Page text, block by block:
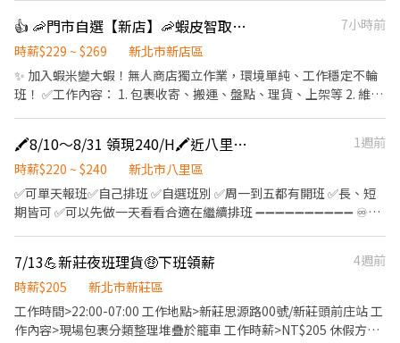
門市支援 🌙🌙夜班說明🌙🌙 工作型態：為每日跑點約3–10家門市，
跑點距離約16km內 需可配合(早班/晚班)擇一於門市安排受訓 🔔需
有機車&駕照🔔 ⸻ ✅工作時間： 🔹早班：07:00-12:00、07:30-
12:30、08:00-13:00、08:30-13:30 🔹晚班：17:30-22:30、17:30-
🔹假日早班：07:00-12:00 🔹假日晚班：17:30-23:30 (上班時數為
2~6小時，一個月至少6天，依實際情況而定) ⸻ ✅工作待遇：
薪$254 ━━━━━━━━━━━━━ 📍 【熱門開缺地點】新北市
三重、土城、中和、永和、汐止、板橋、淡水、新店、新莊、蘆洲
━━━━━━━━━━━━ 📩 【火速卡位應徵流程】 ➊ 點擊填寫
廠商制式履歷（1分鐘完成，快速安排送審）： 👉
https://reurl.cc/Wbek79 🔒 【隱私防線】個資僅供廠商審核，敏感
欄位（身分證/詳細地址）錄取前皆可先不填！ ➋加入留言： 👉
https://lin.ee/OBnhVN5 私訊留下 ⌜姓名+電話 +應徵蝦皮門市人
員」💥
👍 🦐門市自選【新店】🦐蝦皮智取店 /免經驗、快速報到 💰時薪 229-269
7小時前
時薪$229 ~ $269
新北市新店區
✨ 加入蝦米變大蝦！無人商店獨立作業，環境單純、工作穩定不輪
班！ ✅工作內容： 1. 包裹收寄、搬運、盤點、理貨、上架等 2. 維持
門市支援 🌙🌙夜班說明🌙🌙 工作型態：為每日跑點約3–10家門市，
跑點距離約16km內 需可配合(早班/晚班)擇一於門市安排受訓 🔔需
有機車&駕照🔔 ⸻ ✅工作時間： 🔹早班：07:00-12:00、07:30-
12:30、08:00-13:00、08:30-13:30 🔹晚班：17:30-22:30、17:30-
🔹假日早班：07:00-12:00 🔹假日晚班：17:30-23:30 (上班時數為
2~6小時，一個月至少6天，依實際情況而定) ⸻ ✅工作待遇：
薪$269 ━━━━━━━━━━━━━ 📍 【熱門開缺地點】新北市
三重、土城、中和、永和、汐止、板橋、淡水、新店、新莊、蘆洲
🖍️8/10～8/31 領現240/H🖍️近八里老街🖍️早/下午/晚/夜🖍️理貨員 C2
1週前
時薪$220 ~ $240
新北市八里區
✅可單天報班✅自己排班 ✅自選班別 ✅周一到五都有開班 ✅長、短
期皆可 ✅可以先做一天看看合適在繼續排班 ➖➖➖➖➖➖➖➖➖➖ ♾️工
需經驗。 ♾️休假方式：週休二日 ♾️領薪方式：下班領現 ♾️工作時間
&薪資：(週一到五 開班) ❇️中班：中午11:00 / 12:00 / 13:00 (自選時
段進場) - 19:00 下班 ➡️時薪 230/H(限時加碼中， 原時薪220/H) 中
間休息時間:下午14:00-14:30（休息時間不計薪） ➖➖➖➖➖➖➖➖➖➖
7/13💪新莊夜班理貨🤑下班領薪
4週前
時薪$205
新北市新莊區
工作時間>22:00-07:00 工作地點>新莊思源路00號/新莊頭前庄站 工
作內容>現場包裹分類整理堆疊於籠車 工作時薪>NT$205 休假方式